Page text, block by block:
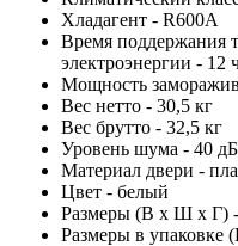
Хладагент - R600A
Время поддержания
электроэнергии - 12
Мощность
Вес нетто - 30,5 кг
Вес брутто - 32,5 кг
Уровень шума - 40
Материал двери -
Цвет - белый
Размеры (В х Ш х Г)
Размеры в упаковке